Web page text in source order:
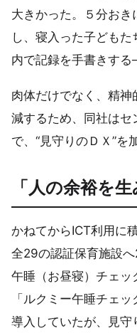
大きかった。５分お
し、寝入った子ども
内で記録を手書きする
肉体だけでなく、精
減するため、同社はセ
で、“見守りのＤＸ”を
「人の余裕を
かねてからICT利用に
全29の認証保育施設
午睡（お昼寝）チェッ
「ルクミー午睡チェ
導入していたが、見